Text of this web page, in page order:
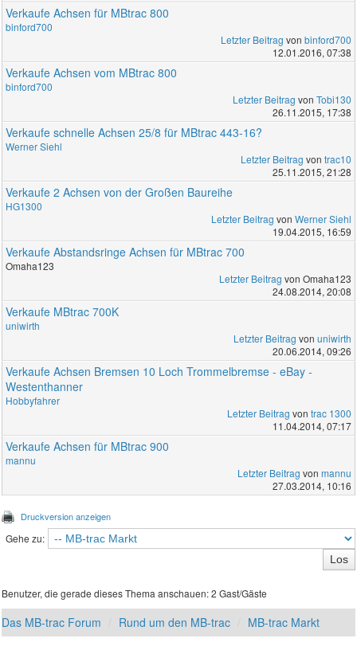
Verkaufe Achsen für MBtrac 800
binford700
Letzter Beitrag von binford700
12.01.2016, 07:38
Verkaufe Achsen vom MBtrac 800
binford700
Letzter Beitrag von Tobi130
26.11.2015, 17:38
Verkaufe schnelle Achsen 25/8 für MBtrac 443-16?
Werner Siehl
Letzter Beitrag von trac10
25.11.2015, 21:28
Verkaufe 2 Achsen von der Großen Baureihe
HG1300
Letzter Beitrag von Werner Siehl
19.04.2015, 16:59
Verkaufe Abstandsringe Achsen für MBtrac 700
Omaha123
Letzter Beitrag von Omaha123
24.08.2014, 20:08
Verkaufe MBtrac 700K
uniwirth
Letzter Beitrag von uniwirth
20.06.2014, 09:26
Verkaufe Achsen Bremsen 10 Loch Trommelbremse - eBay -
Westenthanner
Hobbyfahrer
Letzter Beitrag von trac 1300
11.04.2014, 07:17
Verkaufe Achsen für MBtrac 900
mannu
Letzter Beitrag von mannu
27.03.2014, 10:16
Druckversion anzeigen
Gehe zu:
Benutzer, die gerade dieses Thema anschauen: 2 Gast/Gäste
Das MB-trac Forum Rund um den MB-trac MB-trac Markt